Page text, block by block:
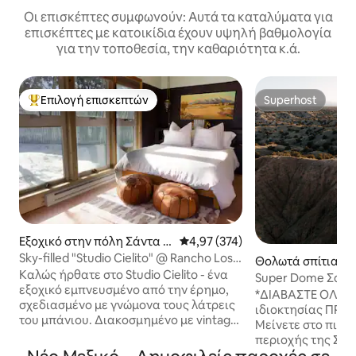
Οι επισκέπτες συμφωνούν: Αυτά τα καταλύματα για
επισκέπτες με κατοικίδια έχουν υψηλή βαθμολογία
για την τοποθεσία, την καθαριότητα κ.ά.
Κορυφαία επιλογή επισκεπτών
Επιλογή επισκεπτών
Εξοχικό στην πόλη Σάντα Φ
ε
Μέση βαθμολογία: 4,97 στα 5,
4,97 (374)
Sky-filled "Studio Cielito" @ Rancho Los
Sonadores
Καλώς ήρθατε στο Studio Cielito - ένα
εξοχικό εμπνευσμένο από την έρημο,
σχεδιασμένο με γνώμονα τους λάτρεις
του μπάνιου. Διακοσμημένο με vintage
όσα χρειάζεστε για να χαλαρώσετε και
Superhost
Superhost
Θολωτά σπίτια
Σάντα Φε
Super Dome
*ΔΙΑΒΑΣΤΕ ΟΛΑ
ιδιοκτησίας
Μείνετε στο πιο
περιοχής της Σάντα Φε.